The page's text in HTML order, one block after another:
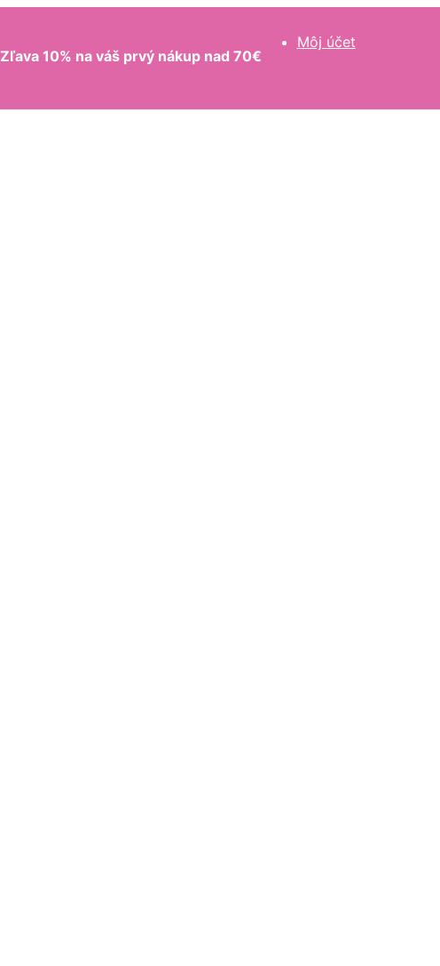
Zľava 10% na váš prvý nákup nad 70€
Môj účet